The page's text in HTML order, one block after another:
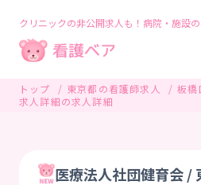
クリニックの非公開求人も！病院・施設
トップ 東京都の看護師求人
板橋
求人詳細の求人詳細
医療法人社団健育会 /